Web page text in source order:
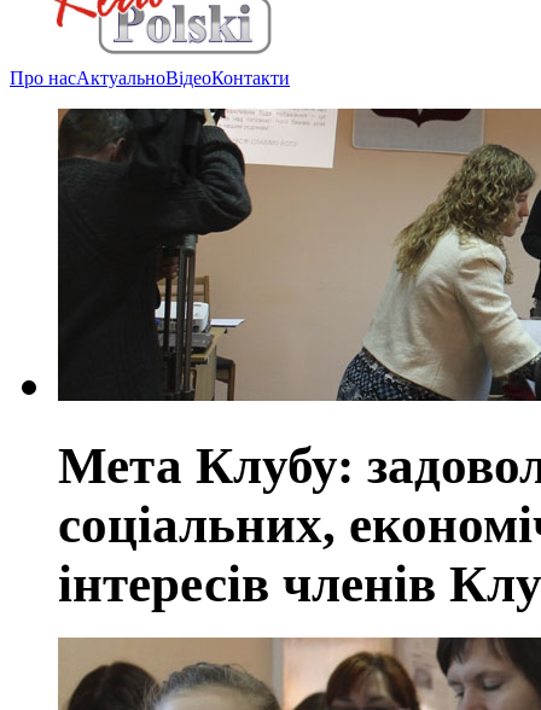
Про насАктуальноВідеоКонтакти
Мета Клубу:
соціальних,
інтересів членів